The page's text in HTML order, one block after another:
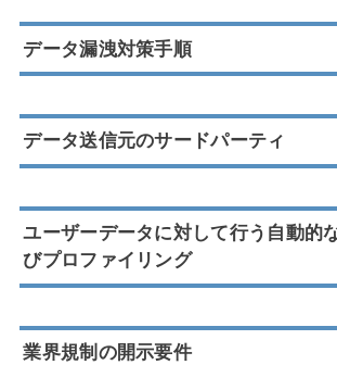
データ漏洩対策手順
データ送信元のサードパーティ
ユーザーデータに対して行う自動的
びプロファイリング
業界規制の開示要件